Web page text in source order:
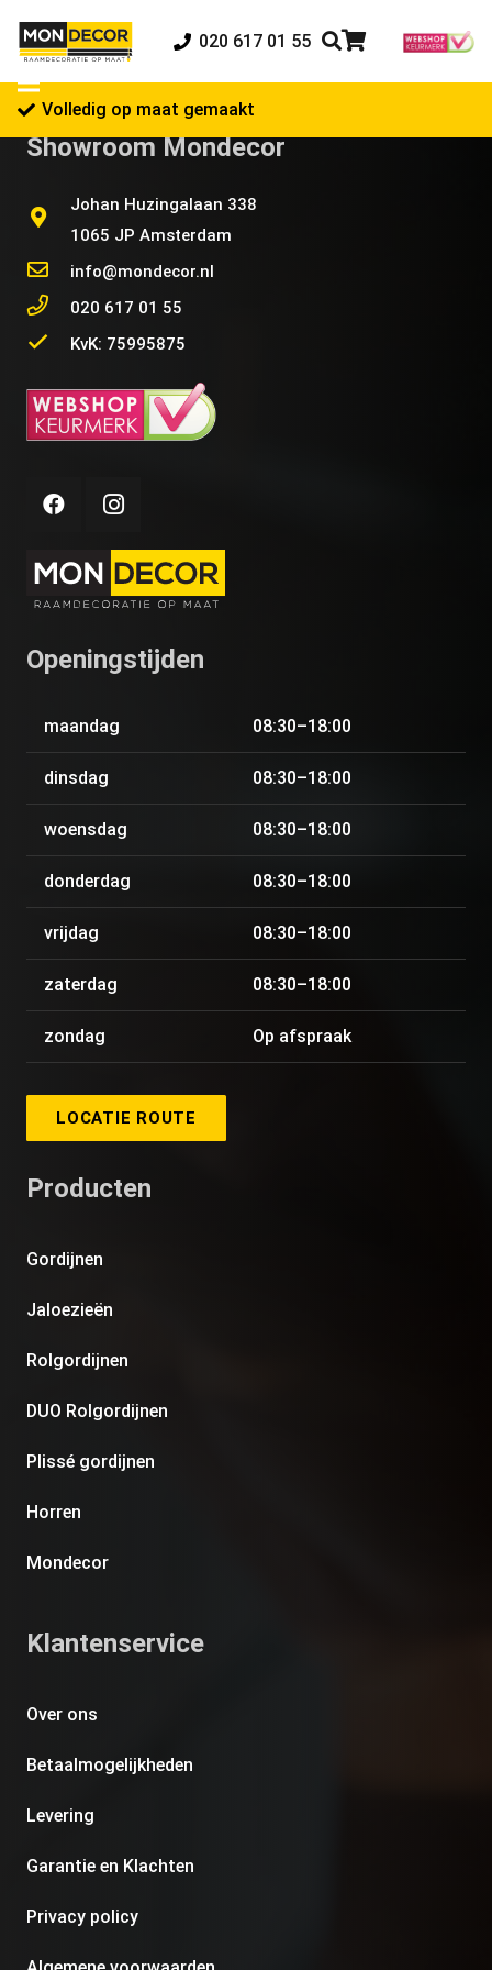
020 617 01 55
Volledig op maat gemaakt
Showroom Mondecor
Johan Huzingalaan 338
1065 JP Amsterdam
info@mondecor.nl
020 617 01 55
KvK: 75995875
Openingstijden
maandag 08:30–18:00
dinsdag 08:30–18:00
woensdag 08:30–18:00
donderdag 08:30–18:00
vrijdag 08:30–18:00
zaterdag 08:30–18:00
zondag Op afspraak
LOCATIE ROUTE
Producten
Gordijnen
Jaloezieën
Rolgordijnen
DUO Rolgordijnen
Plissé gordijnen
Horren
Mondecor
Klantenservice
Over ons
Betaalmogelijkheden
Levering
Garantie en Klachten
Privacy policy